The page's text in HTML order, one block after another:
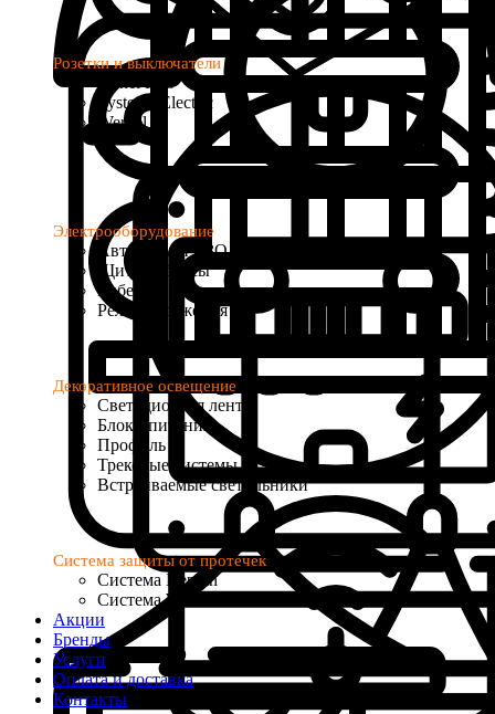
Розетки и выключатели
Donel R98
Systeme Electric
Werkel
Электрооборудование
Автоматы и УЗО
Щиты и боксы
Кабель и провод
Реле напряжения
Декоративное освещение
Светодиодная лента
Блоки питания
Профиль
Трековые системы
Встраиваемые светильники
Система защиты от протечек
Система Neptun
Система Welrok Base
Акции
Бренды
Услуги
Оплата и доставка
Контакты